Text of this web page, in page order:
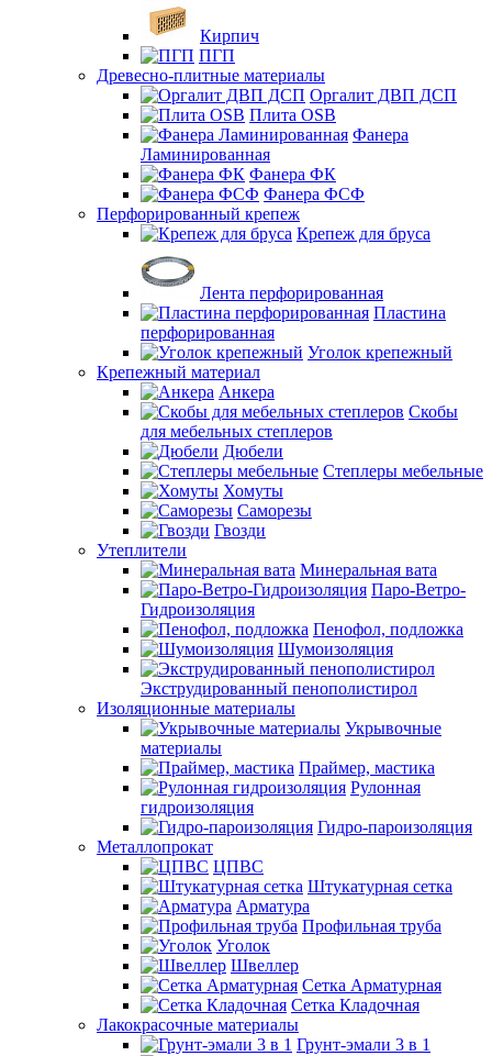
Кирпич
ПГП
Древесно-плитные материалы
Оргалит ДВП ДСП
Плита OSB
Фанера
Ламинированная
Фанера ФК
Фанера ФСФ
Перфорированный крепеж
Крепеж для бруса
Лента перфорированная
Пластина
перфорированная
Уголок крепежный
Крепежный материал
Анкера
Скобы
для мебельных степлеров
Дюбели
Степлеры мебельные
Хомуты
Саморезы
Гвозди
Утеплители
Минеральная вата
Паро-Ветро-
Гидроизоляция
Пенофол, подложка
Шумоизоляция
Экструдированный пенополистирол
Изоляционные материалы
Укрывочные
материалы
Праймер, мастика
Рулонная
гидроизоляция
Гидро-пароизоляция
Металлопрокат
ЦПВС
Штукатурная сетка
Арматура
Профильная труба
Уголок
Швеллер
Сетка Арматурная
Сетка Кладочная
Лакокрасочные материалы
Грунт-эмали 3 в 1